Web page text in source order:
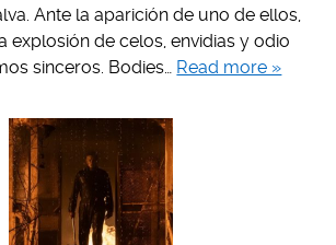
Ante la aparición de uno de ellos,
explosión de celos, envidias y odio
sinceros. Bodies… Read more »